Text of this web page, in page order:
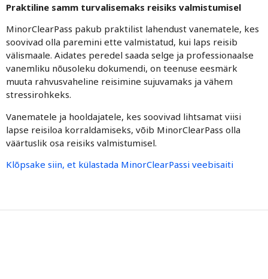
Praktiline samm turvalisemaks reisiks valmistumisel
MinorClearPass pakub praktilist lahendust vanematele, kes
soovivad olla paremini ette valmistatud, kui laps reisib
välismaale. Aidates peredel saada selge ja professionaalse
vanemliku nõusoleku dokumendi, on teenuse eesmärk
muuta rahvusvaheline reisimine sujuvamaks ja vähem
stressirohkeks.
Vanematele ja hooldajatele, kes soovivad lihtsamat viisi
lapse reisiloa korraldamiseks, võib MinorClearPass olla
väärtuslik osa reisiks valmistumisel.
Klõpsake siin, et külastada MinorClearPassi veebisaiti